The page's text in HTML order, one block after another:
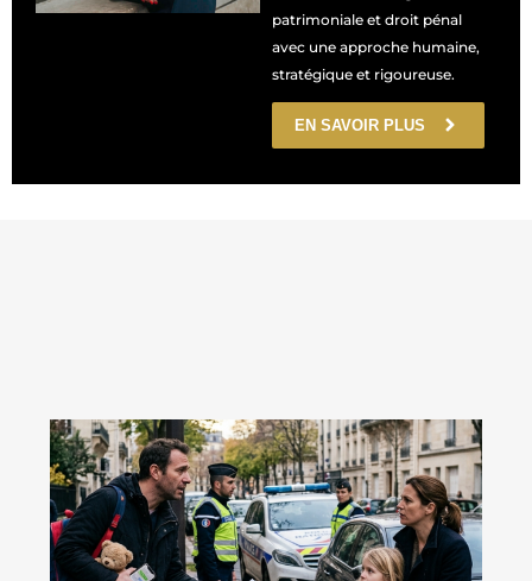
patrimoniale et droit pénal
avec une approche humaine,
stratégique et rigoureuse.
EN SAVOIR PLUS